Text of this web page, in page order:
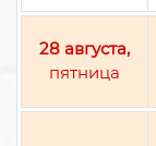
28 августа,
пятница